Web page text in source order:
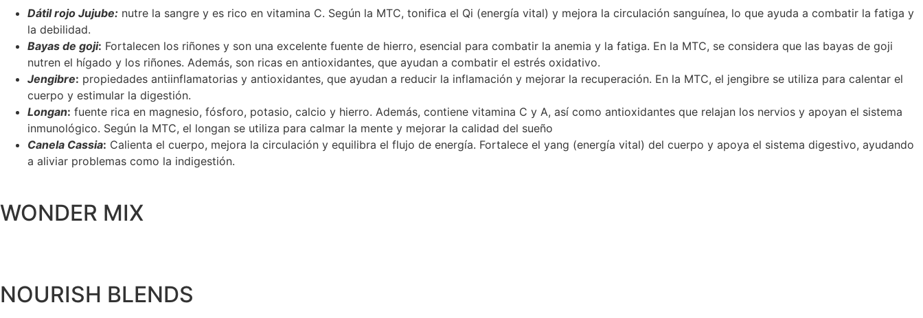
Dátil rojo Jujube: nutre la sangre y es rico en vitamina C. Según la MTC, tonifica el Qi (energía vital) y mejora la circulación sanguínea, lo que ayuda a combatir la fatiga y
la debilidad.
Bayas de goji: Fortalecen los riñones y son una excelente fuente de hierro, esencial para combatir la anemia y la fatiga. En la MTC, se considera que las bayas de goji
nutren el hígado y los riñones. Además, son ricas en antioxidantes, que ayudan a combatir el estrés oxidativo.
Jengibre: propiedades antiinflamatorias y antioxidantes, que ayudan a reducir la inflamación y mejorar la recuperación. En la MTC, el jengibre se utiliza para calentar el
cuerpo y estimular la digestión.
Longan: fuente rica en magnesio, fósforo, potasio, calcio y hierro. Además, contiene vitamina C y A, así como antioxidantes que relajan los nervios y apoyan el sistema
inmunológico. Según la MTC, el longan se utiliza para calmar la mente y mejorar la calidad del sueño
Canela Cassia: Calienta el cuerpo, mejora la circulación y equilibra el flujo de energía. Fortalece el yang (energía vital) del cuerpo y apoya el sistema digestivo, ayudando
a aliviar problemas como la indigestión.
WONDER MIX
NOURISH BLENDS